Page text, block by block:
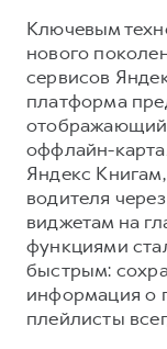
Ключевым
нового
сервисов
платформа
отображающий
оффлайн-
Яндекс
водителя
виджетам на
функциями
быстрым:
информация о
плейлисты